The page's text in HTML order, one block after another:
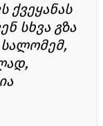
ქვეყანას
სხვა გზა